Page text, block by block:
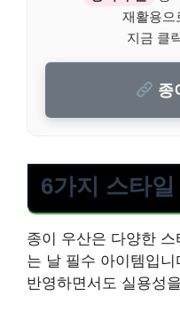
재활용으
지금 클
종
6가지 스타일
종이 우산은 다양한
는 날 필수 아이템입
반영하면서도 실용성